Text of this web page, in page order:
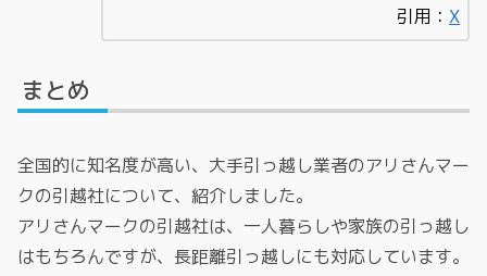
引用： X
まとめ
全国的に知名度が高い、大手引っ越し業者のアリさんマー
クの引越社について、紹介しました。
アリさんマークの引越社は、一人暮らしや家族の引っ越し
はもちろんですが、長距離引っ越しにも対応しています。